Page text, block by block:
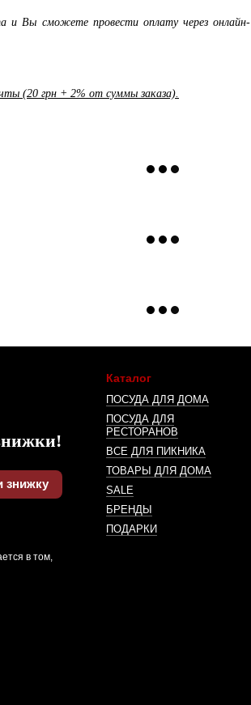
и Вы сможете провести оплату через онлайн-
(20 грн + 2% от суммы заказа).
знижку
в том,
Каталог
ПОСУДА ДЛЯ ДОМА
ПОСУДА ДЛЯ
РЕСТОРАНОВ
ВСЕ ДЛЯ ПИКНИКА
ТОВАРЫ ДЛЯ ДОМА
SALE
БРЕНДЫ
ПОДАРКИ